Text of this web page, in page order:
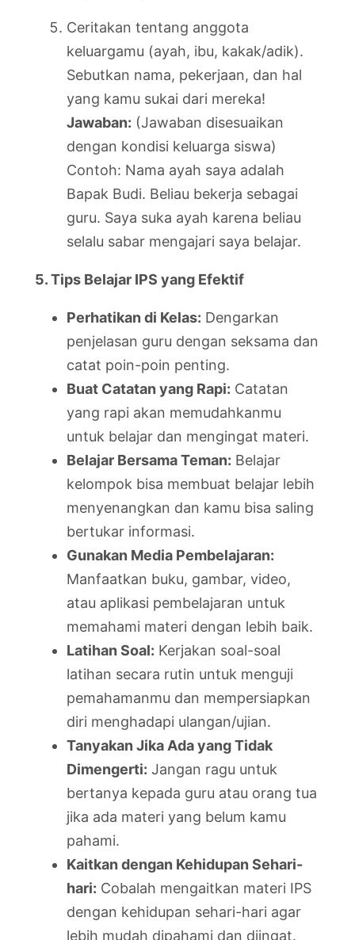
Ceritakan tentang anggota
keluargamu (ayah, ibu, kakak/adik).
Sebutkan nama, pekerjaan, dan hal
yang kamu sukai dari mereka!
Jawaban: (Jawaban disesuaikan
dengan kondisi keluarga siswa)
Contoh: Nama ayah saya adalah
Bapak Budi. Beliau bekerja sebagai
guru. Saya suka ayah karena beliau
selalu sabar mengajari saya belajar.
5. Tips Belajar IPS yang Efektif
Perhatikan di Kelas: Dengarkan
penjelasan guru dengan seksama dan
catat poin-poin penting.
Buat Catatan yang Rapi: Catatan
yang rapi akan memudahkanmu
untuk belajar dan mengingat materi.
Belajar Bersama Teman: Belajar
kelompok bisa membuat belajar lebih
menyenangkan dan kamu bisa saling
bertukar informasi.
Gunakan Media Pembelajaran:
Manfaatkan buku, gambar, video,
atau aplikasi pembelajaran untuk
memahami materi dengan lebih baik.
Latihan Soal: Kerjakan soal-soal
latihan secara rutin untuk menguji
pemahamanmu dan mempersiapkan
diri menghadapi ulangan/ujian.
Tanyakan Jika Ada yang Tidak
Dimengerti: Jangan ragu untuk
bertanya kepada guru atau orang tua
jika ada materi yang belum kamu
pahami.
Kaitkan dengan Kehidupan Sehari-
hari: Cobalah mengaitkan materi IPS
dengan kehidupan sehari-hari agar
lebih mudah dipahami dan diingat.